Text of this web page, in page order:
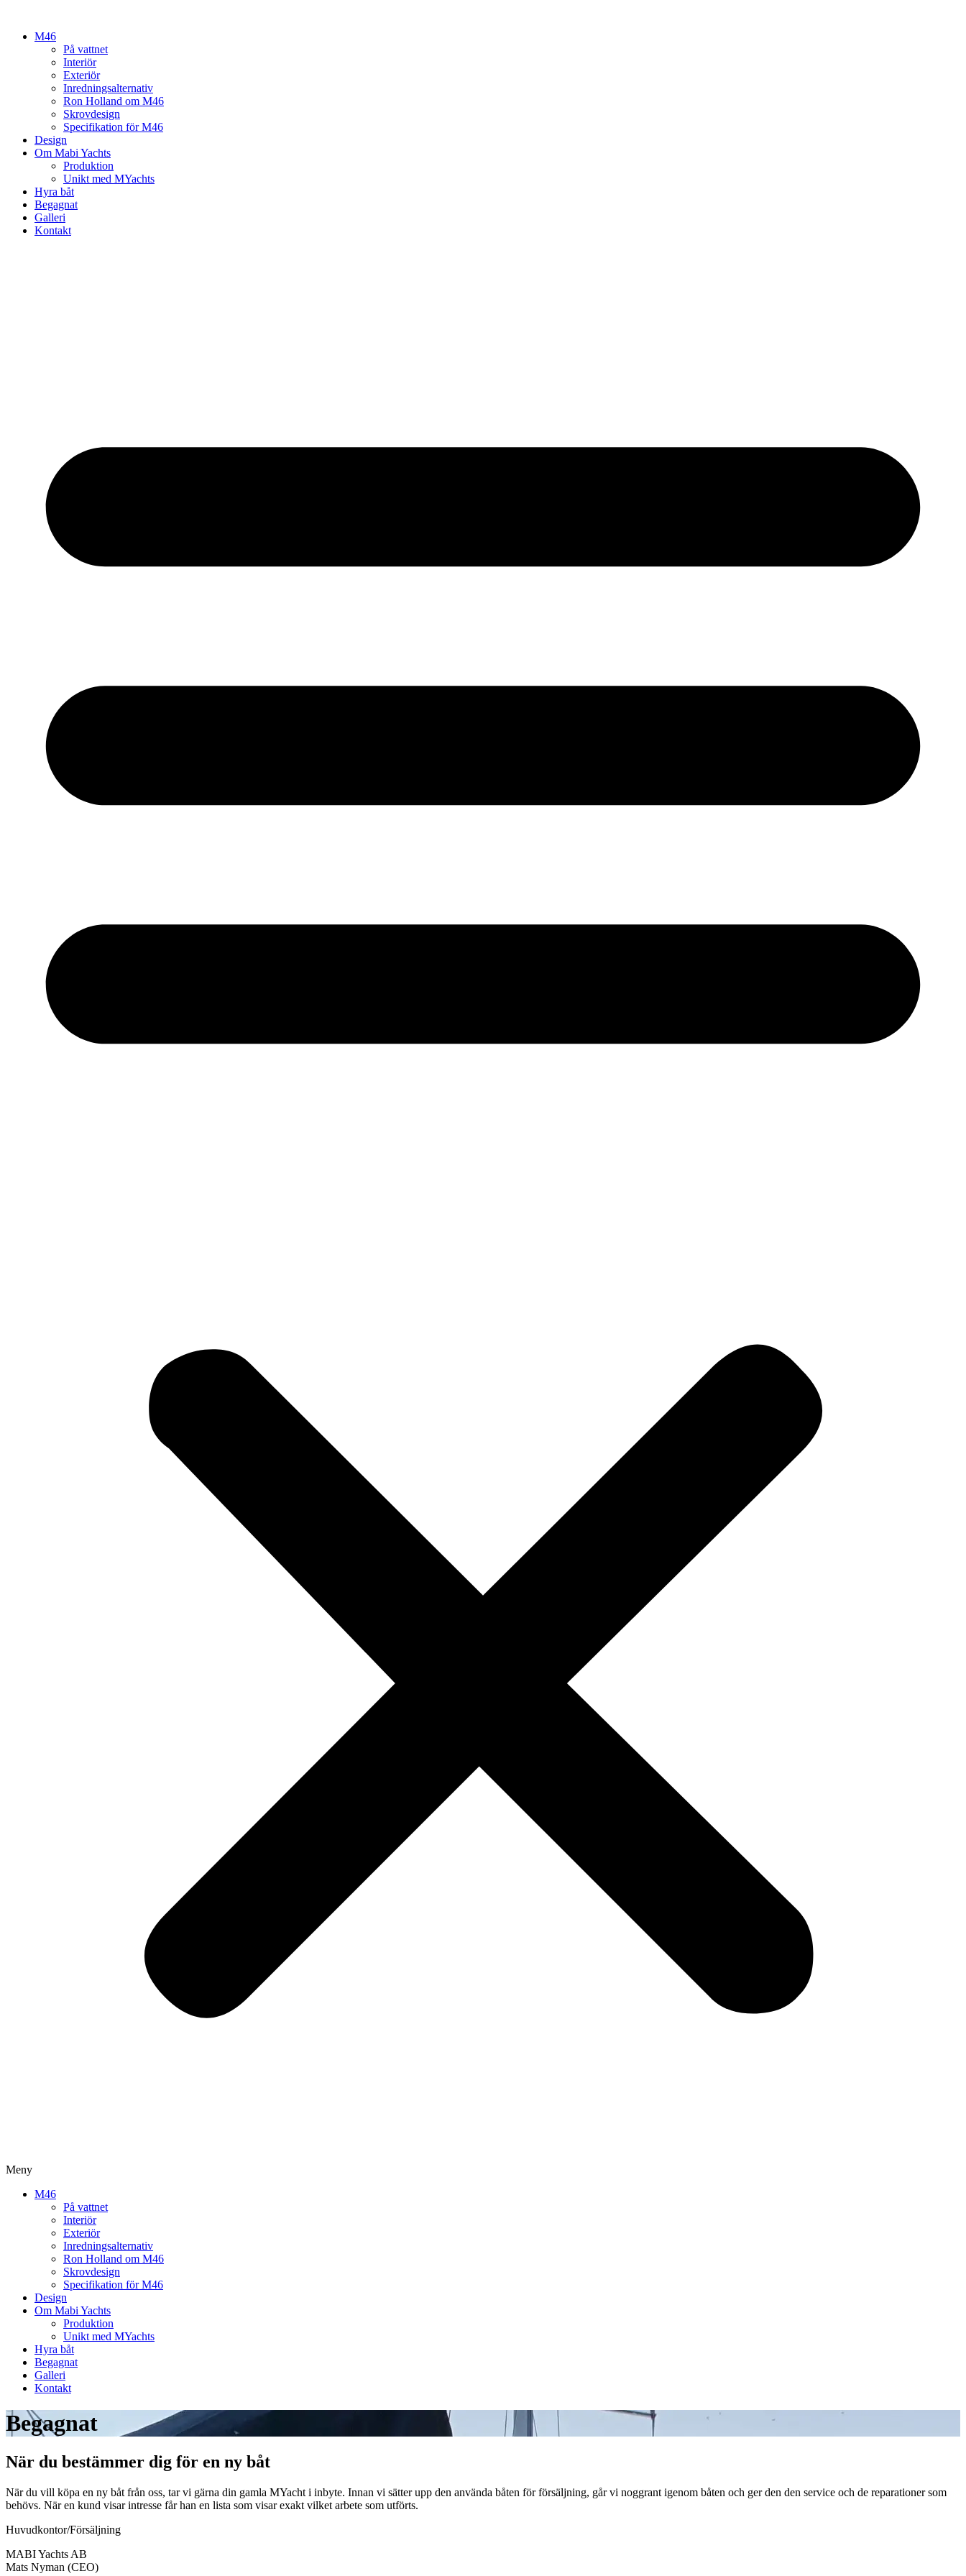
innehållM46
På vattnet
Interiör
Exteriör
Inredningsalternativ
Ron Holland om M46
Skrovdesign
Specifikation för M46
Design
Om Mabi Yachts
Produktion
Unikt med MYachts
Hyra båt
Begagnat
Galleri
Kontakt
Meny
M46
På vattnet
Interiör
Exteriör
Inredningsalternativ
Ron Holland om M46
Skrovdesign
Specifikation för M46
Design
Om Mabi Yachts
Produktion
Unikt med MYachts
Hyra båt
Begagnat
Galleri
Kontakt
Begagnat
När du bestämmer dig för en ny båt
När du vill köpa en ny båt från oss, tar vi gärna din gamla MYacht i inbyte. Innan vi sätter upp den använda båten för försäljning, går vi noggrant igenom båten och ger den den service och de reparationer som
behövs. När en kund visar intresse får han en lista som visar exakt vilket arbete som utförts.
Huvudkontor/Försäljning
MABI Yachts AB
Mats Nyman (CEO)